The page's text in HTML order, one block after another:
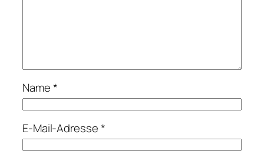
Name*
E-Mail-Adresse*